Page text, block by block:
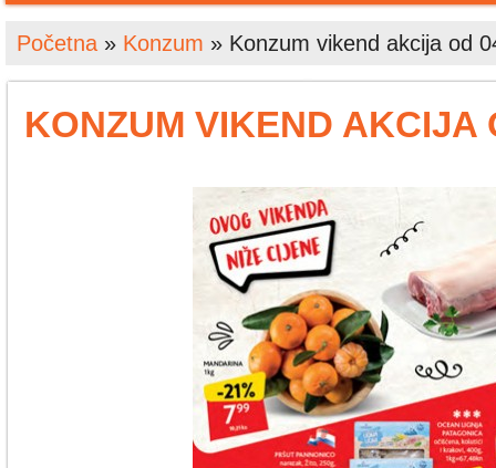
Početna » Konzum » Konzum vikend akcija od
KONZUM VIKEND AKCIJA